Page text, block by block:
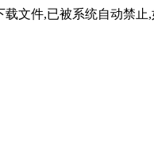
载文件,已被系统自动禁止